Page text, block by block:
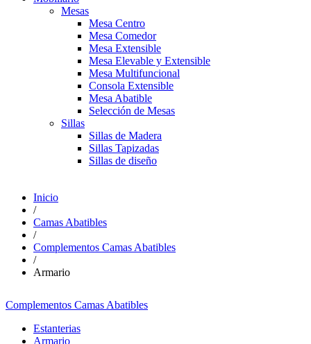
Mesas
Mesa Centro
Mesa Comedor
Mesa Extensible
Mesa Elevable y Extensible
Mesa Multifuncional
Consola Extensible
Mesa Abatible
Selección de Mesas
Sillas
Sillas de Madera
Sillas Tapizadas
Sillas de diseño
Inicio
/
Camas Abatibles
/
Complementos Camas Abatibles
/
Armario
Complementos Camas Abatibles
Estanterias
Armario